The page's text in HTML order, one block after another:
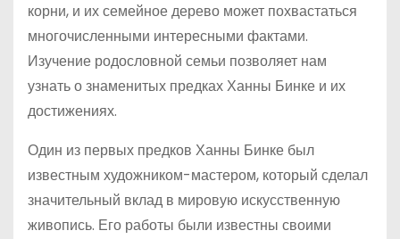
корни, и их семейное дерево может похвастаться
многочисленными интересными фактами.
Изучение родословной семьи позволяет нам
узнать о знаменитых предках Ханны Бинке и их
достижениях.
Один из первых предков Ханны Бинке был
известным художником-мастером, который сделал
значительный вклад в мировую искусственную
живопись. Его работы были известны своими